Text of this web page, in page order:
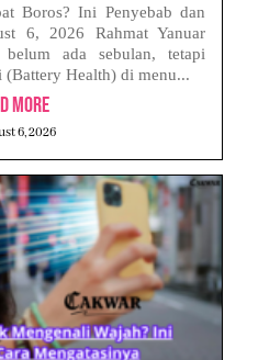
Boros? Ini Penyebab dan
6, 2026 Rahmat Yanuar
ada sebulan, tetapi
(Battery Health) di menu...
More
6, 2026